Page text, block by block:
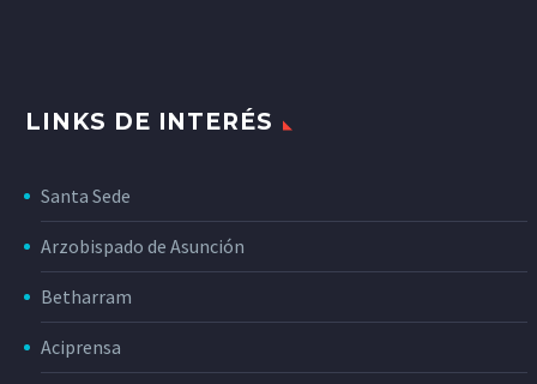
LINKS DE INTERÉS
Santa Sede
Arzobispado de Asunción
Betharram
Aciprensa